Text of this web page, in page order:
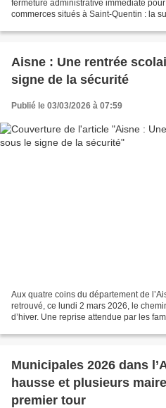
fermeture administrative immédiate
commerces situés à Saint-Quentin : la
Aisne : Une rentrée
signe de la sécurité
Publié le 03/03/2026 à 07:59
Aux quatre coins du département de
retrouvé, ce lundi 2 mars 2026, le
d’hiver. Une reprise attendue par les
Municipales 2026 dans
hausse et plusieurs
premier tour